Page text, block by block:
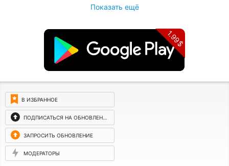
Показать ещё
1.99$
В ИЗБРАННОЕ
ПОДПИСАТЬСЯ НА ОБНОВЛЕНИЯ
ЗАПРОСИТЬ ОБНОВЛЕНИЕ
МОДЕРАТОРЫ